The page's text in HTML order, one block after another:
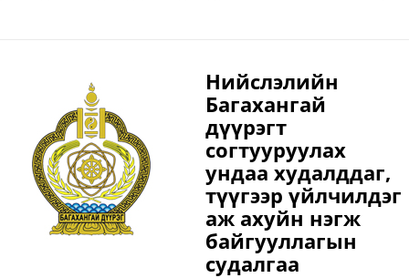
дугаар байр 39 тоот 80150868 4 Б.Даваасүрэн Авдрын гол овоо
ХХК-ны Арвижих төв 2020.03.02-2023.03.02 2-р хороо Клонкийн
задгай 99130394 99093109 5 Н.Энхсайхан Аз хур баялаг ХХК-ны
Аз хур дэлгүүр 2019
Нийслэлийн
Багахангай
дүүрэгт
согтууруулах
ундаа худалддаг,
түүгээр үйлчилдэг
аж ахуйн нэгж
байгууллагын
судалгаа